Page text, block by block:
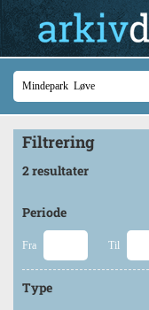
Filtrering
2 resultater
Periode
Fra Til
Type